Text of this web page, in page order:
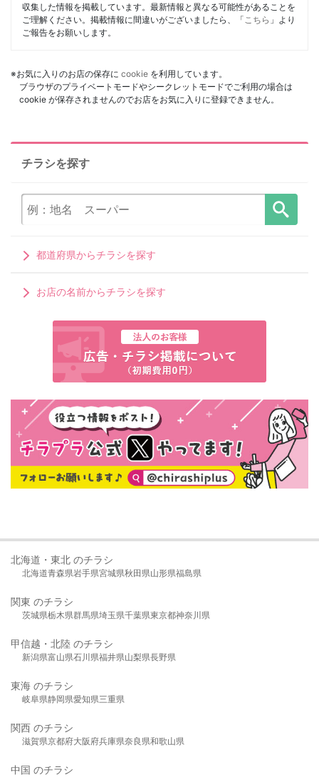
収集した情報を掲載しています。最新情報と異なる可能性があることを
ご理解ください。掲載情報に間違いがございましたら、「 こちら 」より
ご報告をお願いします。
※お気に入りのお店の保存に cookie を利用しています。
ブラウザのプライベートモードやシークレットモードでご利用の場合は
cookie が保存されませんのでお店をお気に入りに登録できません。
チラシを探す
都道府県からチラシを探す
お店の名前からチラシを探す
北海道・東北 のチラシ
北海道青森県岩手県宮城県秋田県山形県福島県
関東 のチラシ
茨城県栃木県群馬県埼玉県千葉県東京都神奈川県
甲信越・北陸 のチラシ
新潟県富山県石川県福井県山梨県長野県
東海 のチラシ
岐阜県静岡県愛知県三重県
関西 のチラシ
滋賀県京都府大阪府兵庫県奈良県和歌山県
中国 のチラシ